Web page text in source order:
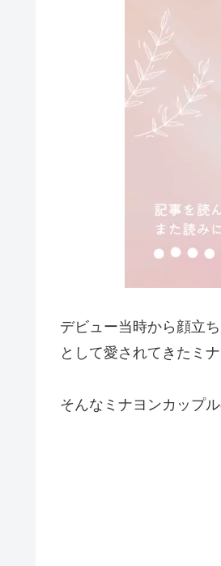
デビュー当時から顔立
として愛されてきたミ
そんなミナヨンカップ